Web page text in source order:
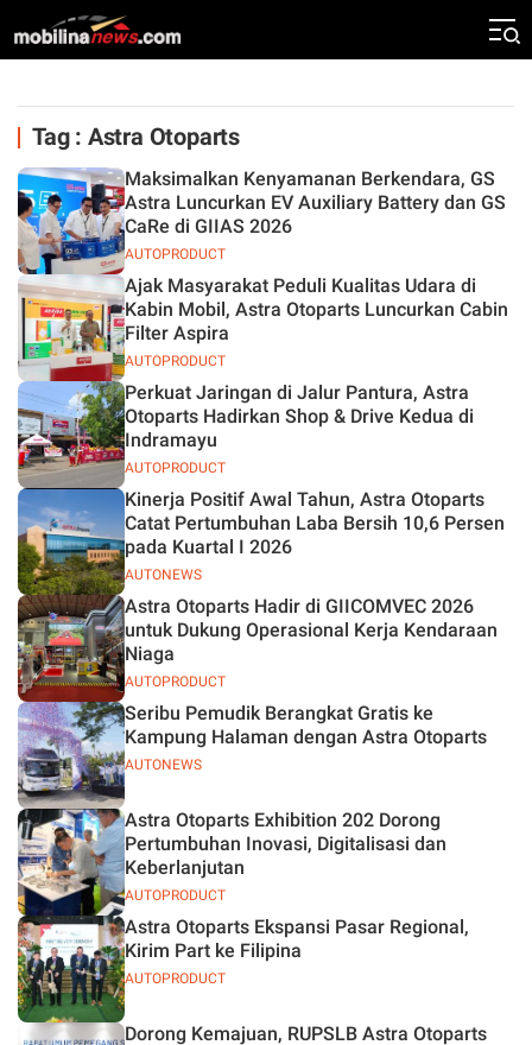
Tag : Astra Otoparts
AUTOPRODUCT
Maksimalkan Kenyamanan Berkendara, GS
Astra Luncurkan EV Auxiliary Battery dan GS
CaRe di GIIAS 2026
AUTOPRODUCT
Ajak Masyarakat Peduli Kualitas Udara di
Kabin Mobil, Astra Otoparts Luncurkan Cabin
Filter Aspira
AUTOPRODUCT
Perkuat Jaringan di Jalur Pantura, Astra
Otoparts Hadirkan Shop & Drive Kedua di
Indramayu
AUTONEWS
Kinerja Positif Awal Tahun, Astra Otoparts
Catat Pertumbuhan Laba Bersih 10,6 Persen
pada Kuartal I 2026
AUTOPRODUCT
Astra Otoparts Hadir di GIICOMVEC 2026
untuk Dukung Operasional Kerja Kendaraan
Niaga
AUTONEWS
Seribu Pemudik Berangkat Gratis ke
Kampung Halaman dengan Astra Otoparts
AUTOPRODUCT
Astra Otoparts Exhibition 202 Dorong
Pertumbuhan Inovasi, Digitalisasi dan
Keberlanjutan
AUTOPRODUCT
Astra Otoparts Ekspansi Pasar Regional,
Kirim Part ke Filipina
Dorong Kemajuan, RUPSLB Astra Otoparts